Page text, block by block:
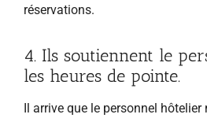
réservations.
4. Ils soutiennent le
les heures de pointe.
Il arrive que le personnel hôtelier